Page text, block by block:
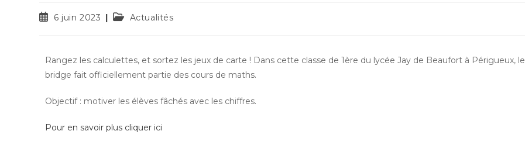
6 juin 2023 Actualités
Rangez les calculettes, et sortez les jeux de carte ! Dans cette classe de 1ère du lycée Jay de Beaufort à Périgueux, le
bridge fait officiellement partie des cours de maths.
Objectif : motiver les élèves fâchés avec les chiffres.
Pour en savoir plus cliquer ici